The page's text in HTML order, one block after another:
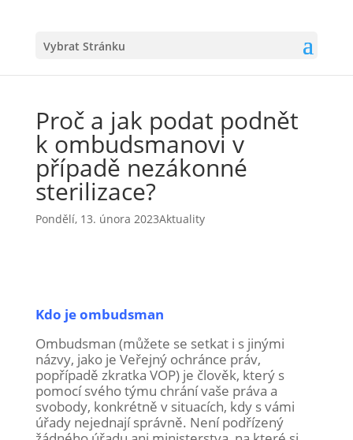
Vybrat Stránku
Proč a jak podat podnět
k ombudsmanovi v
případě nezákonné
sterilizace?
Pondělí, 13. února 2023Aktuality
Kdo je ombudsman
Ombudsman (můžete se setkat i s jinými
názvy, jako je Veřejný ochránce práv,
popřípadě zkratka VOP) je člověk, který s
pomocí svého týmu chrání vaše práva a
svobody, konkrétně v situacích, kdy s vámi
úřady nejednají správně. Není podřízený